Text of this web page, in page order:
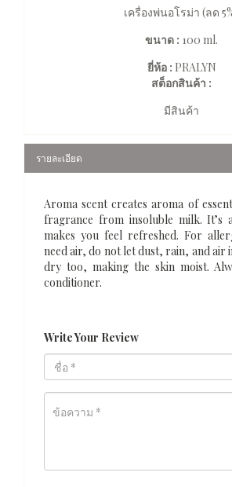
เครื่องพ่นอโรม่า (ลด
ขนาด : 100 ml.
ยี่ห้อ : PRALYN
สต็อกสินค้า :
มีสินค้า
รายละเอียด
Aroma scent creates aroma of
fragrance from insoluble milk. It’s
makes you feel refreshed. For
need air, do not let dust, rain, and air
dry too, making the skin moist.
conditioner.
Write Your Review